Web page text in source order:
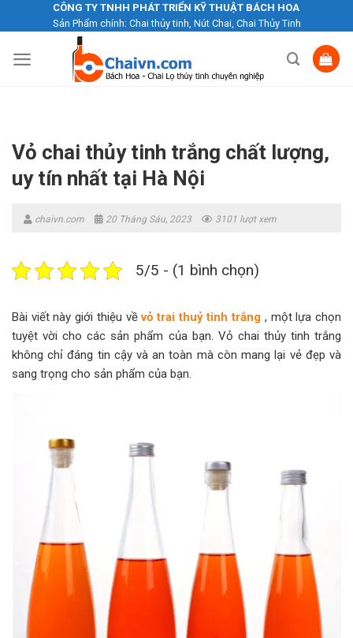
to
content
CÔNG TY TNHH PHÁT TRIỂN KỸ THUẬT BÁCH HOA
Sản Phẩm chính: Chai thủy tinh, Nút Chai, Chai Thủy Tinh
Vỏ chai thủy tinh trắng chất lượng,
uy tín nhất tại Hà Nội
chaivn.com 20 Tháng Sáu, 2023 3101 lượt xem
5/5 - (1 bình chọn)
Bài viết này giới thiệu vềvỏ trai thuỷ tinh trắng , một lựa chọn
tuyệt vời cho các sản phẩm của bạn. Vỏ chai thủy tinh trắng
không chỉ đáng tin cậy và an toàn mà còn mang lại vẻ đẹp và
sang trọng cho sản phẩm của bạn.